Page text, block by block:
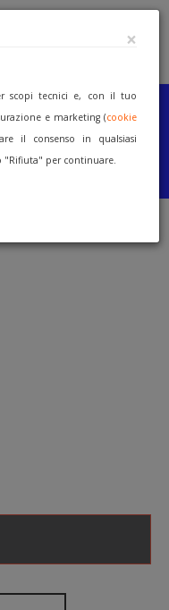
×
scopi tecnici e, con il tuo
e marketing (cookie
il consenso in qualsiasi
"Rifiuta" per continuare.